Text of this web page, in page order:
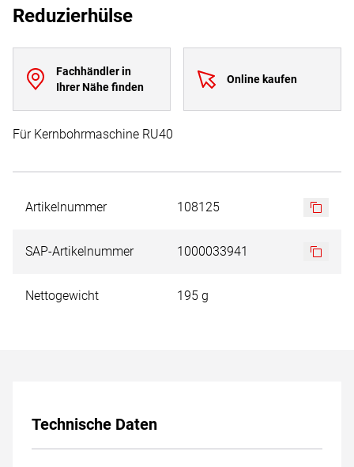
Reduzierhülse
Fachhändler in
Ihrer Nähe finden
Online kaufen
Für Kernbohrmaschine RU40
Artikelnummer 108125
SAP-Artikelnummer 1000033941
Nettogewicht 195 g
Technische Daten